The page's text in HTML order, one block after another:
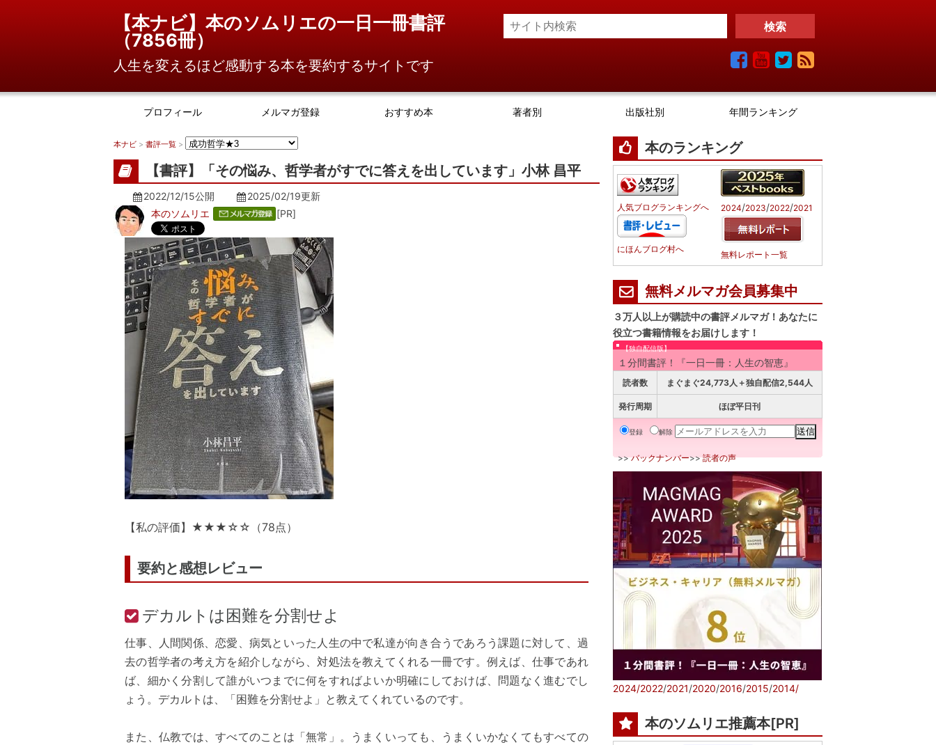
【本ナビ】本のソムリエの一日一冊書評
（7856冊）
人生を変えるほど感動する本を要約するサイトです
プロフィール メルマガ登録 おすすめ本 著者別 出版社別 年間ランキング
本ナビ > 書評一覧 >
【書評】「その悩み、哲学者がすでに答えを出しています」小林 昌平
2022/12/15公開 2025/02/19更新
本のソムリエ
[PR]
【私の評価】★★★☆☆（78点）
要約と感想レビュー
デカルトは困難を分割せよ
仕事、人間関係、恋愛、病気といった人生の中で私達が向き合うであろう課題に対して、過
去の哲学者の考え方を紹介しながら、対処法を教えてくれる一冊です。例えば、仕事であれ
ば、細かく分割して誰がいつまでに何をすればよいか明確にしておけば、問題なく進むでし
ょう。デカルトは、「困難を分割せよ」と教えてくれているのです。
また、仏教では、すべてのことは「無常」。うまくいっても、うまくいかなくてもすべての
本のランキング
人気ブログランキングへ
にほんブログ村へ
2024/2023/2022/2021
無料レポート一覧
無料メルマガ会員募集中
３万人以上が購読中の書評メルマガ！あなたに
役立つ書籍情報をお届けします！
【独自配信版】
１分間書評！『一日一冊：人生の智恵』
読者数 まぐまぐ24,773人＋独自配信2,544人
発行周期 ほぼ平日刊
登録 解除
>>バックナンバー>>読者の声
2024/2022/2021/2020/2016/2015/2014/
本のソムリエ推薦本[PR]